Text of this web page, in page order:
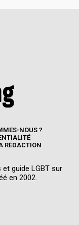
NOUS ?
RÉDACTION
guide LGBT sur
en 2002.